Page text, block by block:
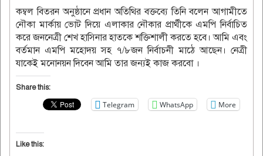
কম্বল বিতরন অনুষ্ঠানে প্রধান অতিথির বক্তব্যে তিনি বলেন আগামীতে
নৌকা মার্কায় ভোট দিয়ে এলাকার নৌকার প্রার্থীকে এমপি নির্বাচিত
করে জননেত্রী শেখ হাসিনার হাতকে শক্তিশালী করতে হবে। আমি এবং
বর্তমান এমপি মহোদয় সহ ৭/৮জন নির্বাচনী মাঠে আছেন। নেত্রী
যাকেই মনোনয়ন দিবেন আমি তার জন্যই কাজ করবো ।
Share this:
Telegram WhatsApp More
Like this: